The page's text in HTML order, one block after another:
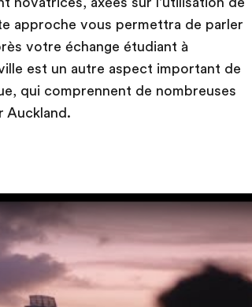
approche vous permettra de parler
votre échange étudiant à
est un autre aspect important de
qui comprennent de nombreuses
Auckland.